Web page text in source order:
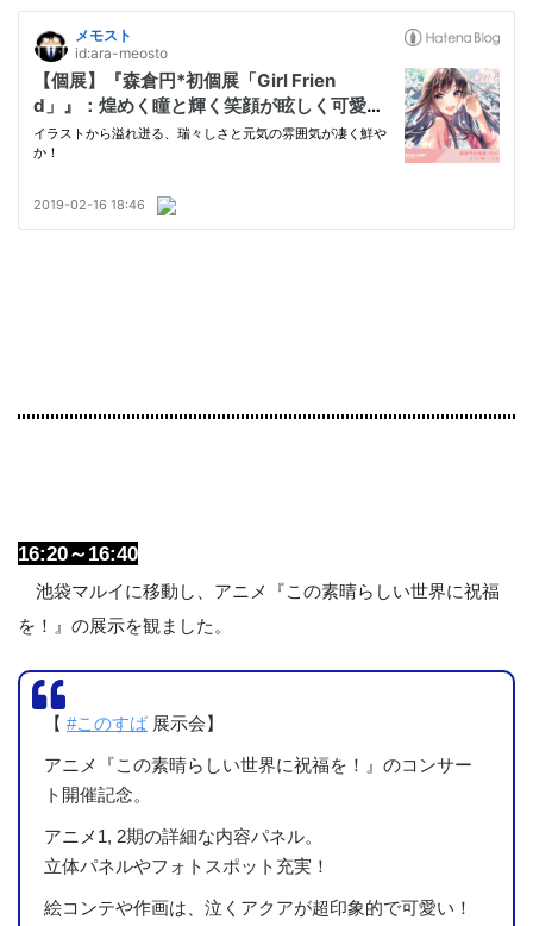
16:20～16:40
池袋マルイに移動し、アニメ『この素晴らしい世界に祝福
を！』の展示を観ました。
【 #このすば 展示会】
アニメ『この素晴らしい世界に祝福を！』のコンサー
ト開催記念。
アニメ1, 2期の詳細な内容パネル。
立体パネルやフォトスポット充実！
絵コンテや作画は、泣くアクアが超印象的で可愛い！